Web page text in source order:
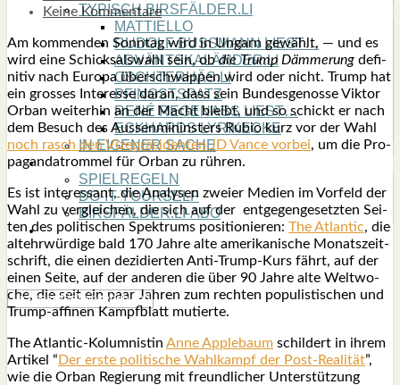
TYPISCH BIRSFÄLDER.LI
MATTIELLO
RUDOLF BUSS­MANN LIEST…
ADVÄNTSKALÄNDER.LI
OSCHTERHÄS.LI
PFINGST­SPATZ
RENÉ REGEN­ASS LIEST…
ECK­HARDS LYRIK­ECKE
IN EIGE­NER SACHE
SO GOOT’S
SPIEL­RE­GELN
DO-IT-YOUR­S­ELF
BIRSFÄLDER.LI-ABO
SHOUT­BOX
Keine Kommentare
Am kom­men­den Sonn­tag wird in Ungarn gewählt, — und es
wird eine Schick­sals­wahl sein, obdie Trump Däm­me­rung defi­
ni­tiv nach Euro­pa über­schwap­pen wird oder nicht. Trump hat
ein gros­ses Inter­es­se dar­an, dass sein Bun­des­ge­nos­se Vik­tor
Orban wei­ter­hin an der Macht bleibt, und so schickt er nach
dem Besuch des Aus­sen­min­ins­ters Rubio kurz vor der Wahl
noch rasch den Vize­prä­si­den­ten JD Van­ce vor­bei, um die Pro­
pa­gan­dat­rom­mel für Orban zu rüh­ren.
Es ist inter­es­sant, die Ana­ly­sen zwei­er Medi­en im Vor­feld der
Wahl zu ver­glei­chen, die sich auf der ent­ge­gen­ge­setz­ten Sei­
ten des poli­ti­schen Spek­trums posi­tio­nie­ren: The Atlan­tic, die
alt­ehr­wür­di­ge bald 170 Jah­re alte ame­ri­ka­ni­sche Monats­zeit­
schrift, die einen dezi­dier­ten Anti-Trump-Kurs fährt, auf der
einen Sei­te, auf der ande­ren die über 90 Jah­re alte Welt­wo­
che, die seit ein paar Jah­ren zum rech­ten popu­lis­ti­schen und
Trump-affi­nen Kampf­blatt mutier­te.
The Atlan­tic-Kolum­nis­tin Anne App­le­baum schil­dert in ihrem
Arti­kel “ Der ers­te poli­ti­sche Wahl­kampf der Post-Realität”,
wie die Orban Regie­rung mit freund­li­cher Unter­stüt­zung